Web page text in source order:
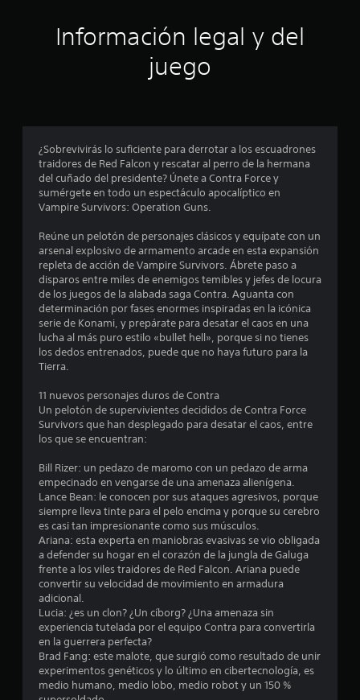
t
l
l
d
e
c
i
o
e
s
t
r
e
l
a
o
t
P
u
e
d
e
s
j
g
a
r
y
d
e
s
p
l
a
r
t
e
o
r
l
o
s
m
e
n
ú
s
i
n
n
e
c
Información legal y del
juego
¿Sobrevivirás lo suficiente para derrotar a los escuadrones
traidores de Red Falcon y rescatar al perro de la hermana
del cuñado del presidente? Únete a Contra Force y
sumérgete en todo un espectáculo apocalíptico en
Vampire Survivors: Operation Guns.
Reúne un pelotón de personajes clásicos y equípate con un
arsenal explosivo de armamento arcade en esta expansión
repleta de acción de Vampire Survivors. Ábrete paso a
disparos entre miles de enemigos temibles y jefes de locura
de los juegos de la alabada saga Contra. Aguanta con
determinación por fases enormes inspiradas en la icónica
serie de Konami, y prepárate para desatar el caos en una
lucha al más puro estilo «bullet hell», porque si no tienes
los dedos entrenados, puede que no haya futuro para la
Tierra.
11 nuevos personajes duros de Contra
Un pelotón de supervivientes decididos de Contra Force
Survivors que han desplegado para desatar el caos, entre
los que se encuentran:
Bill Rizer: un pedazo de maromo con un pedazo de arma
empecinado en vengarse de una amenaza alienígena.
Lance Bean: le conocen por sus ataques agresivos, porque
siempre lleva tinte para el pelo encima y porque su cerebro
es casi tan impresionante como sus músculos.
Ariana: esta experta en maniobras evasivas se vio obligada
a defender su hogar en el corazón de la jungla de Galuga
frente a los viles traidores de Red Falcon. Ariana puede
convertir su velocidad de movimiento en armadura
adicional.
Lucia: ¿es un clon? ¿Un cíborg? ¿Una amenaza sin
experiencia tutelada por el equipo Contra para convertirla
en la guerrera perfecta?
Brad Fang: este malote, que surgió como resultado de unir
experimentos genéticos y lo último en cibertecnología, es
medio humano, medio lobo, medio robot y un 150 %